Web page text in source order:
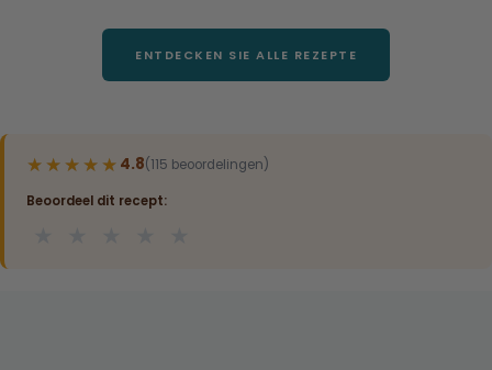
ENTDECKEN SIE ALLE REZEPTE
★★★★★
★★★★★ 4.8(115 beoordelingen)
Beoordeel dit recept: